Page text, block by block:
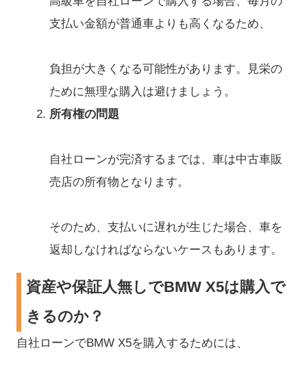
支払い金額が普通車よりも高くなるため、
負担が大きくなる可能性があります。見栄の
ために無理な購入は避けましょう。
所有権の問題
自社ローンが完済するまでは、車は中古車販
売店の所有物となります。
そのため、支払いに遅れが生じた場合、車を
返却しなければならないケースもあります。
資産や保証人無しでBMW X5は購入で
きるのか？
自社ローンでBMW X5を購入するためには、